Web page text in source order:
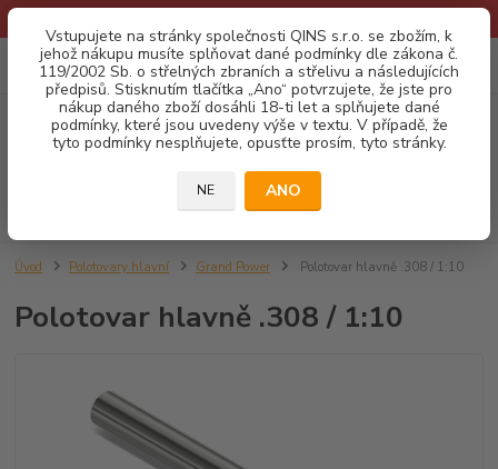
Vstupujete na stránky společnosti QINS s.r.o. se zbožím, k
jehož nákupu musíte splňovat dané podmínky dle zákona č.
119/2002 Sb. o střelných zbraních a střelivu a následujících
předpisů. Stisknutím tlačítka „Ano“ potvrzujete, že jste pro
nákup daného zboží dosáhli 18-ti let a splňujete dané
podmínky, které jsou uvedeny výše v textu. V případě, že
tyto podmínky nesplňujete, opusťte prosím, tyto stránky.
NE ANO
Menu
CZK 0
za0,00 Kč
Úvod Polotovary hlavní Grand Power Polotovar hlavně .308 / 1:10
Polotovar hlavně .308 / 1:10